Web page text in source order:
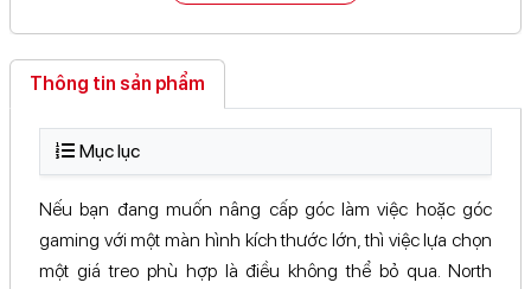
18 Đường 39, KĐT. Vạn ...Chí Minh
90A, Đường 30 Tháng 4, ...Cần Thơ Xem bản đồ
134 Lê Hồng Phong, Phường ...Lâm Đồng Xem bản đồ
114B Ba Tháng Hai, Phường ...Lâm Đồng Xem bản đồ
Kích thước Đang cập nhật
Góc điều chỉnh
Góc xoay
360°
Thông tin sản phẩm
Mục lục
Nếu bạn đang muốn nâng cấp góc làm việc hoặc góc
gaming với một màn hình kích thước lớn, thì việc lựa chọn
một giá treo phù hợp là điều không thể bỏ qua. North